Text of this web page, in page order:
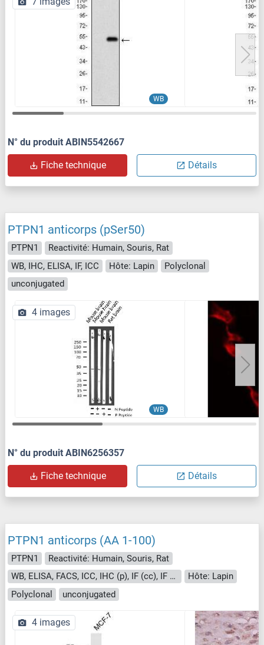
WB
N° du produit ABIN5542667
Fiche technique Détails
PTPN1 anticorps (pSer50)
PTPN1
Reactivité: Humain, Souris, Rat
WB, IHC, ELISA, IF, ICC
Hôte: Lapin
Polyclonal
unconjugated
WB
4 images
N° du produit ABIN6256357
Fiche technique Détails
PTPN1 anticorps (AA 1-100)
PTPN1
Reactivité: Humain, Souris, Rat
WB, ELISA, FACS, ICC, IHC (p), IF (cc), IF (p), IHC (fro)
Hôte: Lapin
Polyclonal
unconjugated
4 images